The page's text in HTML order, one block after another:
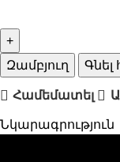
Զամբյուղ Գնել
Համեմատել
Նկարագրություն